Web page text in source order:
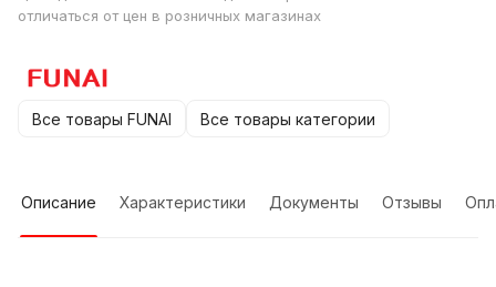
отличаться от цен в розничных магазинах
Все товары FUNAI Все товары категории
Описание Характеристики Документы Отзывы